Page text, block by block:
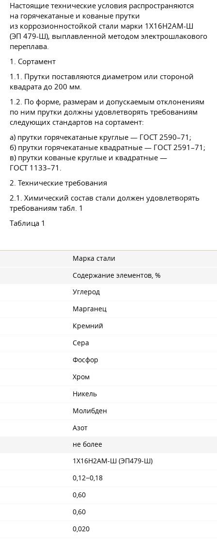
Настоящие технические условия распространяются
на горячекатаные и кованые прутки
из коррозионностойкой стали марки 1Х16Н2АМ-Ш
(ЭП 479-Ш), выплавленной методом электрошлакового
переплава.
1. Сортамент
1.1. Прутки поставляются диаметром или стороной
квадрата до 200 мм.
1.2. По форме, размерам и допускаемым отклонениям
по ним прутки должны удовлетворять требованиям
следующих стандартов на сортамент:
а) прутки горячекатаные круглые — ГОСТ 2590–71 ;
б) прутки горячекатаные квадратные — ГОСТ 2591–71 ;
в) прутки кованые круглые и квадратные —
ГОСТ 1133–71 .
2. Технические требования
2.1. Химический состав стали должен удовлетворять
требованиям табл. 1
Таблица 1
Марка стали
Содержание элементов, %
Углерод
Марганец
Кремний
Сера
Фосфор
Хром
Никель
Молибден
Азот
не более
1Х16Н2АМ-Ш (ЭП479-Ш)
0,12−0,18
0,60
0,60
0,020